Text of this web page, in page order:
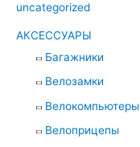
uncategorized
АКСЕССУАРЫ
Багажники
Велозамки
Велокомпьютеры
Велоприцепы